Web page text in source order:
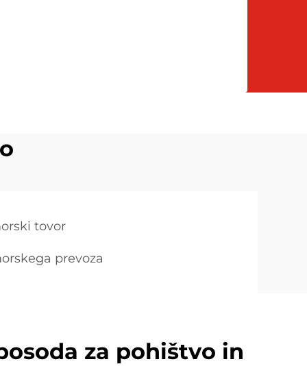
tovor
prevoza
za pohištvo in